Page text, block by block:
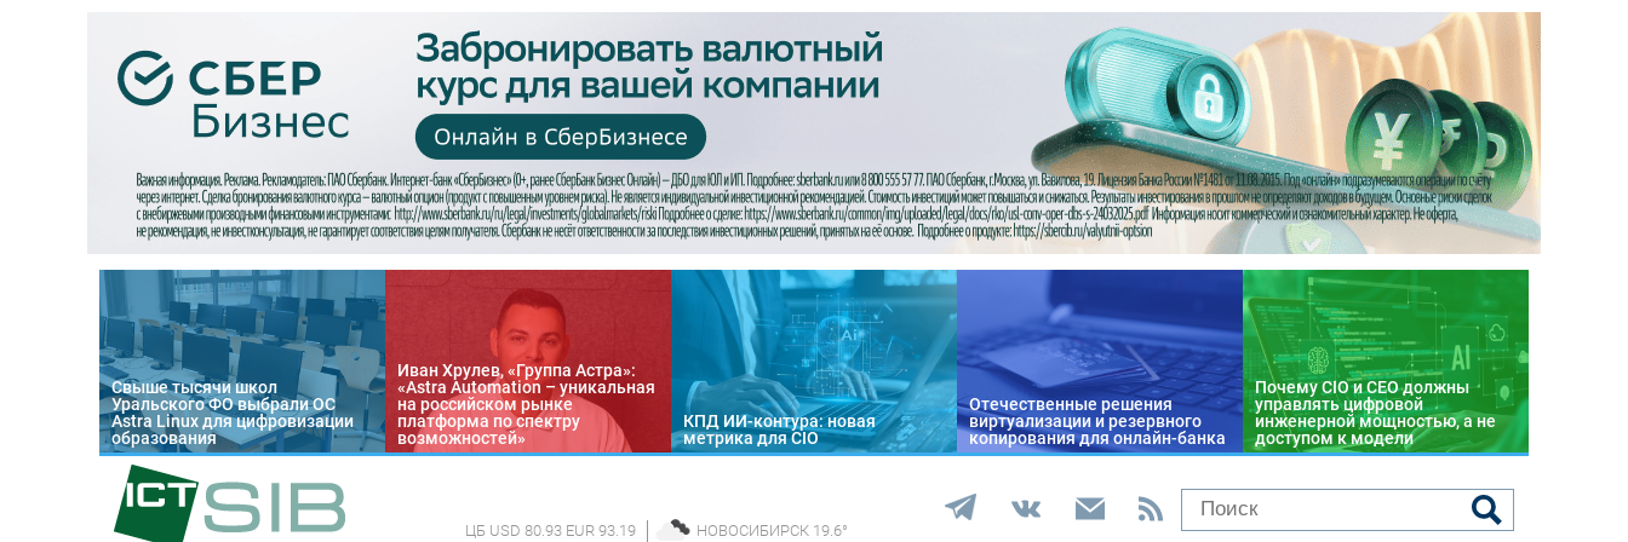
Свыше тысячи школ
Уральского ФО выбрали ОС
Astra Linux для цифровизации
образования
Иван Хрулев, «Группа Астра»:
«Astra Automation – уникальная
на российском рынке
платформа по спектру
возможностей»
КПД ИИ-контура: новая
метрика для CIO
Отечественные решения
виртуализации и резервного
копирования для онлайн-банка
Почему CIO и CEO должны
управлять цифровой
инженерной мощностью, а не
доступом к модели
ЦБ USD 80.93 EUR 93.19 НОВОСИБИРСК 19.6°